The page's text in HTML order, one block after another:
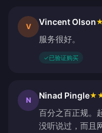
V Vincent Olson★
服务很好。
✓已验证购买
N Ninad Pingle★
百分之百正规。
没听说过，而且